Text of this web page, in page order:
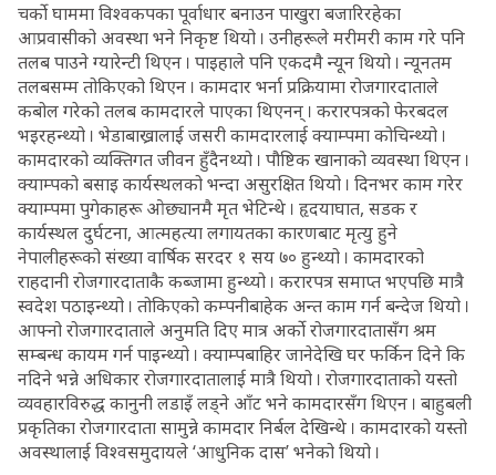
चर्को घाममा विश्वकपका पूर्वाधार बनाउन पाखुरा बजारिरहेका
आप्रवासीको अवस्था भने निकृष्ट थियो । उनीहरूले मरीमरी काम गरे पनि
तलब पाउने ग्यारेन्टी थिएन । पाइहाले पनि एकदमै न्यून थियो । न्यूनतम
तलबसम्म तोकिएको थिएन । कामदार भर्ना प्रक्रियामा रोजगारदाताले
कबोल गरेको तलब कामदारले पाएका थिएनन् । करारपत्रको फेरबदल
भइरहन्थ्यो । भेडाबाख्रालाई जसरी कामदारलाई क्याम्पमा कोचिन्थ्यो ।
कामदारको व्यक्तिगत जीवन हुँदैनथ्यो । पौष्टिक खानाको व्यवस्था थिएन ।
क्याम्पको बसाइ कार्यस्थलको भन्दा असुरक्षित थियो । दिनभर काम गरेर
क्याम्पमा पुगेकाहरू ओछ्यानमै मृत भेटिन्थे । हृदयाघात, सडक र
कार्यस्थल दुर्घटना, आत्महत्या लगायतका कारणबाट मृत्यु हुने
नेपालीहरूको संख्या वार्षिक सरदर १ सय ७० हुन्थ्यो । कामदारको
राहदानी रोजगारदाताकै कब्जामा हुन्थ्यो । करारपत्र समाप्त भएपछि मात्रै
स्वदेश पठाइन्थ्यो । तोकिएको कम्पनीबाहेक अन्त काम गर्न बन्देज थियो ।
आफ्नो रोजगारदाताले अनुमति दिए मात्र अर्को रोजगारदातासँग श्रम
सम्बन्ध कायम गर्न पाइन्थ्यो । क्याम्पबाहिर जानेदेखि घर फर्किन दिने कि
नदिने भन्ने अधिकार रोजगारदातालाई मात्रै थियो । रोजगारदाताको यस्तो
व्यवहारविरुद्ध कानुनी लडाइँ लड्ने आँट भने कामदारसँग थिएन । बाहुबली
प्रकृतिका रोजगारदाता सामुन्ने कामदार निर्बल देखिन्थे । कामदारको यस्तो
अवस्थालाई विश्वसमुदायले ‘आधुनिक दास’ भनेको थियो ।